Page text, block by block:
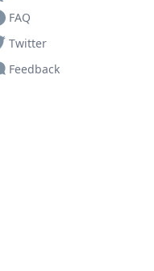
FAQ
Twitter
Feedback